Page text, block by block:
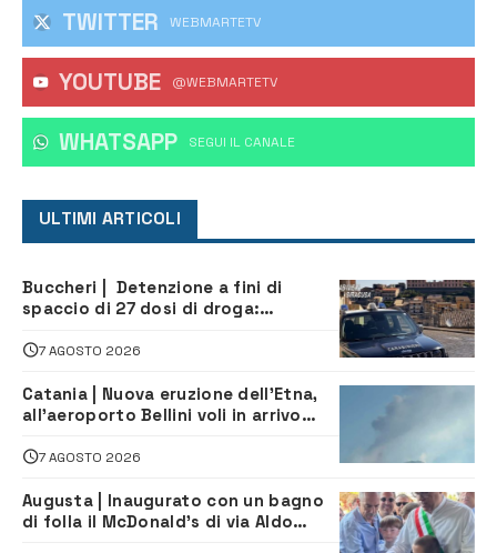
TWITTER WEBMARTETV
YOUTUBE @WEBMARTETV
WHATSAPP ‎SEGUI IL CANALE
ULTIMI ARTICOLI
Buccheri | Detenzione a fini di
spaccio di 27 dosi di droga:
7 AGOSTO 2026
Catania | Nuova eruzione dell’Etna,
all’aeroporto Bellini voli in arrivo
7 AGOSTO 2026
Augusta | Inaugurato con un bagno
di folla il McDonald’s di via Aldo